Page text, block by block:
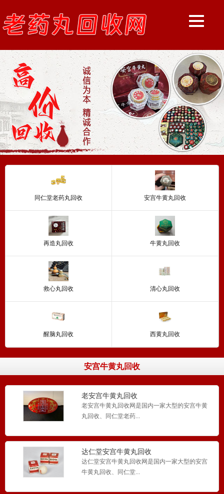
同仁堂老药丸回收 安宫牛黄丸回收
再造丸回收 牛黄丸回收
救心丸回收 清心丸回收
醒脑丸回收 西黄丸回收
安宫牛黄丸回收
老安宫牛黄丸回收
老安宫牛黄丸回收网是国内一家大型的安宫牛黄
丸回收、同仁堂老药...
达仁堂安宫牛黄丸回收
达仁堂安宫牛黄丸回收网是国内一家大型的安宫
牛黄丸回收、同仁堂...